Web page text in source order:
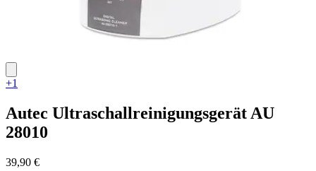
+1
Autec Ultraschallreinigungsgerät AU
28010
39,90 €